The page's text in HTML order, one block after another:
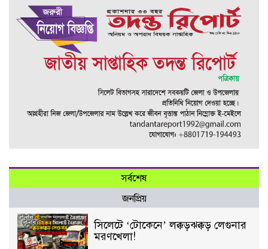
সর্বশেষ
জনপ্রিয়
সিলেটে ‘টোকেনে’ লক্কড়ঝক্কড় লেগুনার
মরণখেলা!